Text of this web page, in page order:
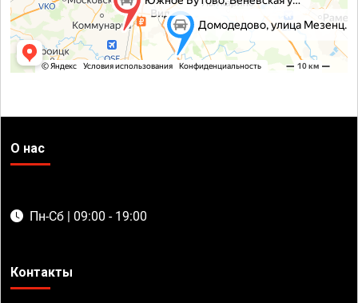
О нас
Пн-Сб | 09:00 - 19:00
Контакты